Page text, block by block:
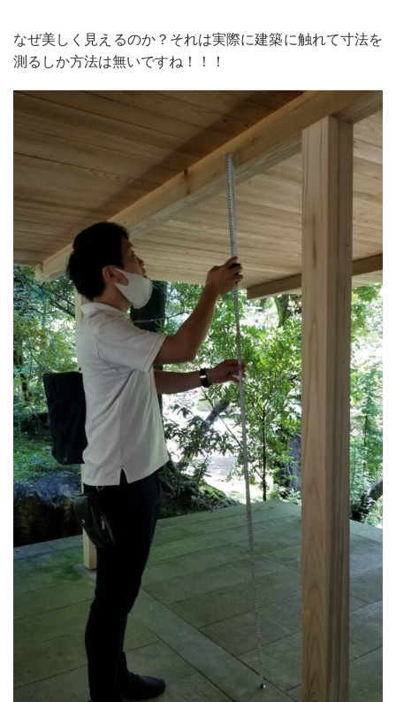
なぜ美しく見えるのか？それは実際に建築に触れて寸法を
測るしか方法は無いですね！！！